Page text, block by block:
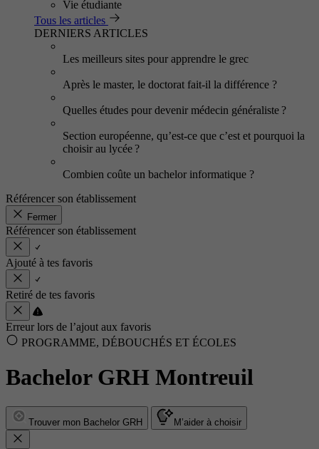
Vie étudiante
Tous les articles
DERNIERS ARTICLES
Les meilleurs sites pour apprendre le grec
Après le master, le doctorat fait-il la différence ?
Quelles études pour devenir médecin généraliste ?
Section européenne, qu’est-ce que c’est et pourquoi la
choisir au lycée ?
Combien coûte un bachelor informatique ?
Référencer son établissement
Fermer
Référencer son établissement
Ajouté à tes favoris
Retiré de tes favoris
Erreur lors de l’ajout aux favoris
PROGRAMME, DÉBOUCHÉS ET ÉCOLES
Bachelor GRH Montreuil
Trouver mon Bachelor GRH M’aider à choisir